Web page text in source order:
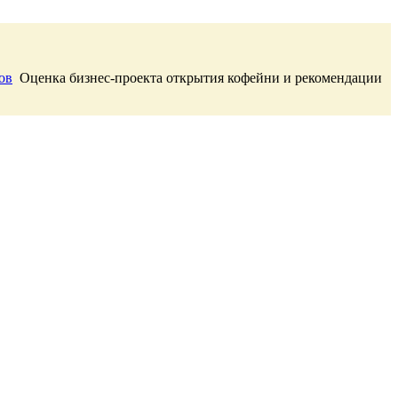
Оценка бизнес-проекта открытия кофейни и рекомендации